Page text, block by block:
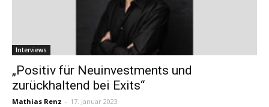
Interviews
„Positiv für Neuinvestments und
zurückhaltend bei Exits“
Mathias Renz - 17. Januar 2023